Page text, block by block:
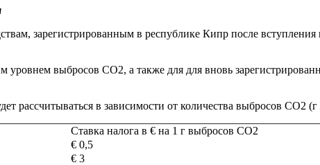
зарегистрированным в республике Кипр после вступления
выбросов CO2, а также для для вновь
рассчитываться в зависимости от количества выбросов CO2
Ставка налога в € на 1 г выбросов CO2
€ 0,5
€ 3